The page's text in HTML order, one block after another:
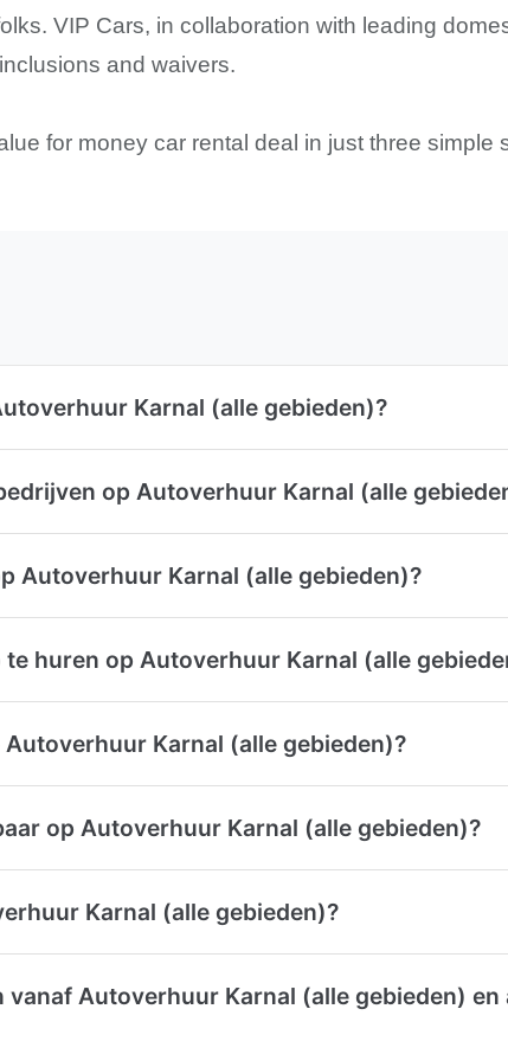
VIP Cars, in collaboration with leading
and waivers.
for money car rental deal in just three simple
Karnal (alle gebieden)?
op Autoverhuur Karnal (alle
Autoverhuur Karnal (alle gebieden)?
huren op Autoverhuur Karnal (alle
Karnal (alle gebieden)?
op Autoverhuur Karnal (alle gebieden)?
Karnal (alle gebieden)?
Autoverhuur Karnal (alle gebieden) en